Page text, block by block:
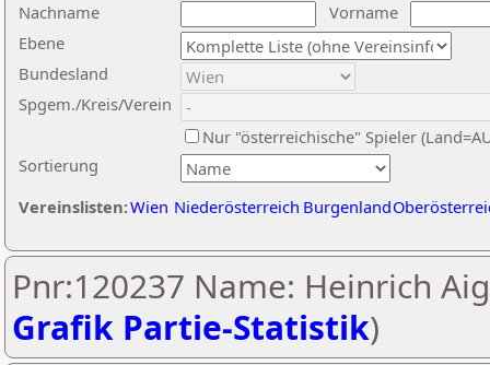
Nachname
Vorname
Ebene
Sortierung
Bundesland
Spgem./Kreis/Verein
Nur "österreichische" Spieler
Vereinslisten:Wien Niederösterreich Burgenland
Pnr:120237 Name: Heinrich
Grafik Partie-Statistik)